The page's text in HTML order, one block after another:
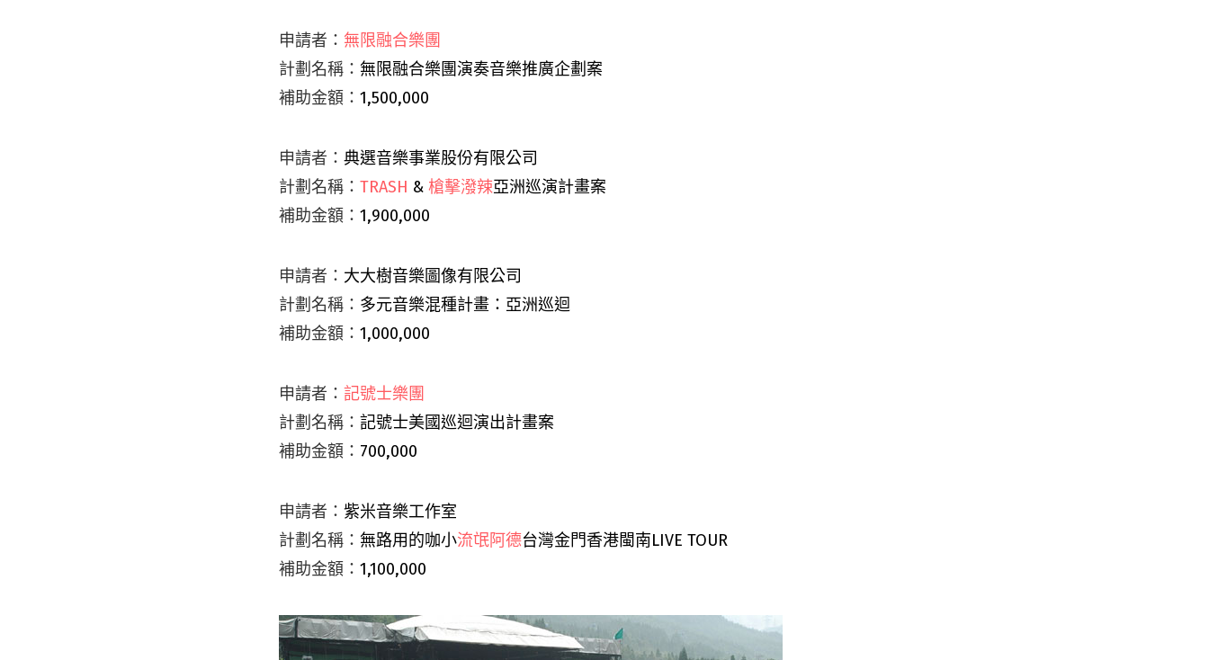
申請者： 無限融合樂團
計劃名稱： 無限融合樂團演奏音樂推廣企劃案
補助金額：1,500,000
申請者：典選音樂事業股份有限公司
計劃名稱：TRASH &槍擊潑辣亞洲巡演計畫案
補助金額：1,900,000
申請者： 大大樹音樂圖像有限公司
計劃名稱： 多元音樂混種計畫：亞洲巡迴
補助金額：1,000,000
申請者：記號士樂團
計劃名稱：記號士美國巡迴演出計畫案
補助金額： 700,000
申請者：紫米音樂工作室
計劃名稱： 無路用的咖小流氓阿德台灣金門香港閩南LIVE TOUR
補助金額：1,100,000